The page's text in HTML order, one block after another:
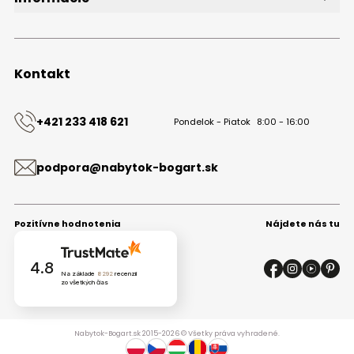
Obchodné podmienky
Kontakt
Kontakt
+421 233 418 621 Pondelok - Piatok 8:00 - 16:00
podpora@nabytok-bogart.sk
Pozitívne hodnotenia
4.8 Na základe 8292recenzií
zo všetkých čias
Nájdete nás tu
Nabytok-Bogart.sk 2015-2026 © Všetky práva vyhradené.